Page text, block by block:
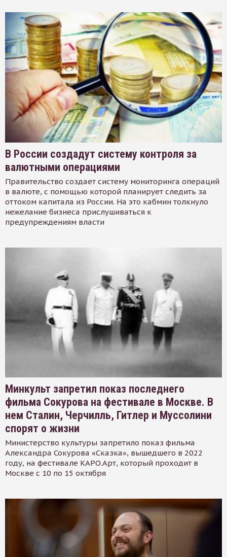
В России создадут систему контроля за
валютными операциями
Правительство создает систему мониторинга операций
в валюте, с помощью которой планирует следить за
оттоком капитала из России. На это кабмин толкнуло
нежелание бизнеса прислушиваться к
предупреждениям власти
Минкульт запретил показ последнего
фильма Сокурова на фестивале в Москве. В
нем Сталин, Черчилль, Гитлер и Муссолини
спорят о жизни
Министерство культуры запретило показ фильма
Александра Сокурова «Сказка», вышедшего в 2022
году, на фестивале КАРО.Арт, который проходит в
Москве с 10 по 15 октября